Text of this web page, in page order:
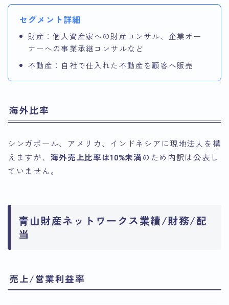
セグメント詳細
財産：個人資産家への財産コンサル、企業オー
ナーへの事業承継コンサルなど
不動産：自社で仕入れた不動産を顧客へ販売
海外比率
シンガポール、アメリカ、インドネシアに現地法人を構
えますが、 海外売上比率は10%未満のため内訳は公表し
ていません。
青山財産ネットワークス業績/財務/配
当
売上/営業利益率